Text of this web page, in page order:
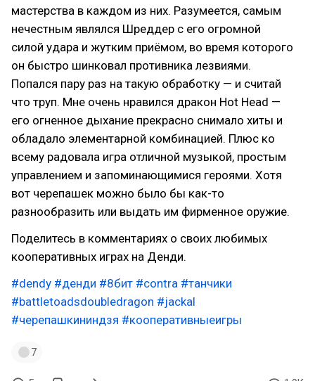
мастерства в каждом из них. Разумеется, самым
нечестным являлся Шреддер с его огромной
силой удара и жутким приёмом, во время которого
он быстро шинковал противника лезвиями.
Попался пару раз на такую обработку — и считай
что труп. Мне очень нравился дракон Hot Head —
его огненное дыхание прекрасно снимало хиты и
обладало элементарной комбинацией. Плюс ко
всему радовала игра отличной музыкой, простым
управлением и запоминающимися героями. Хотя
вот черепашек можно было бы как-то
разнообразить или выдать им фирменное оружие.
Поделитесь в комментариях о своих любимых
кооперативных играх на Денди.
#dendy #денди #8бит #contra #танчики
#battletoadsdoubledragon #jackal
#черепашкининдзя #кооперативныеигры
7